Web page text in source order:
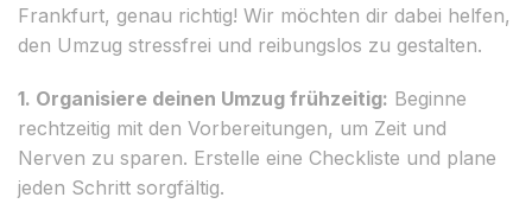
Frankfurt, genau richtig! Wir möchten dir dabei helfen,
den Umzug stressfrei und reibungslos zu gestalten.
1. Organisiere deinen Umzug frühzeitig: Beginne
rechtzeitig mit den Vorbereitungen, um Zeit und
Nerven zu sparen. Erstelle eine Checkliste und plane
jeden Schritt sorgfältig.